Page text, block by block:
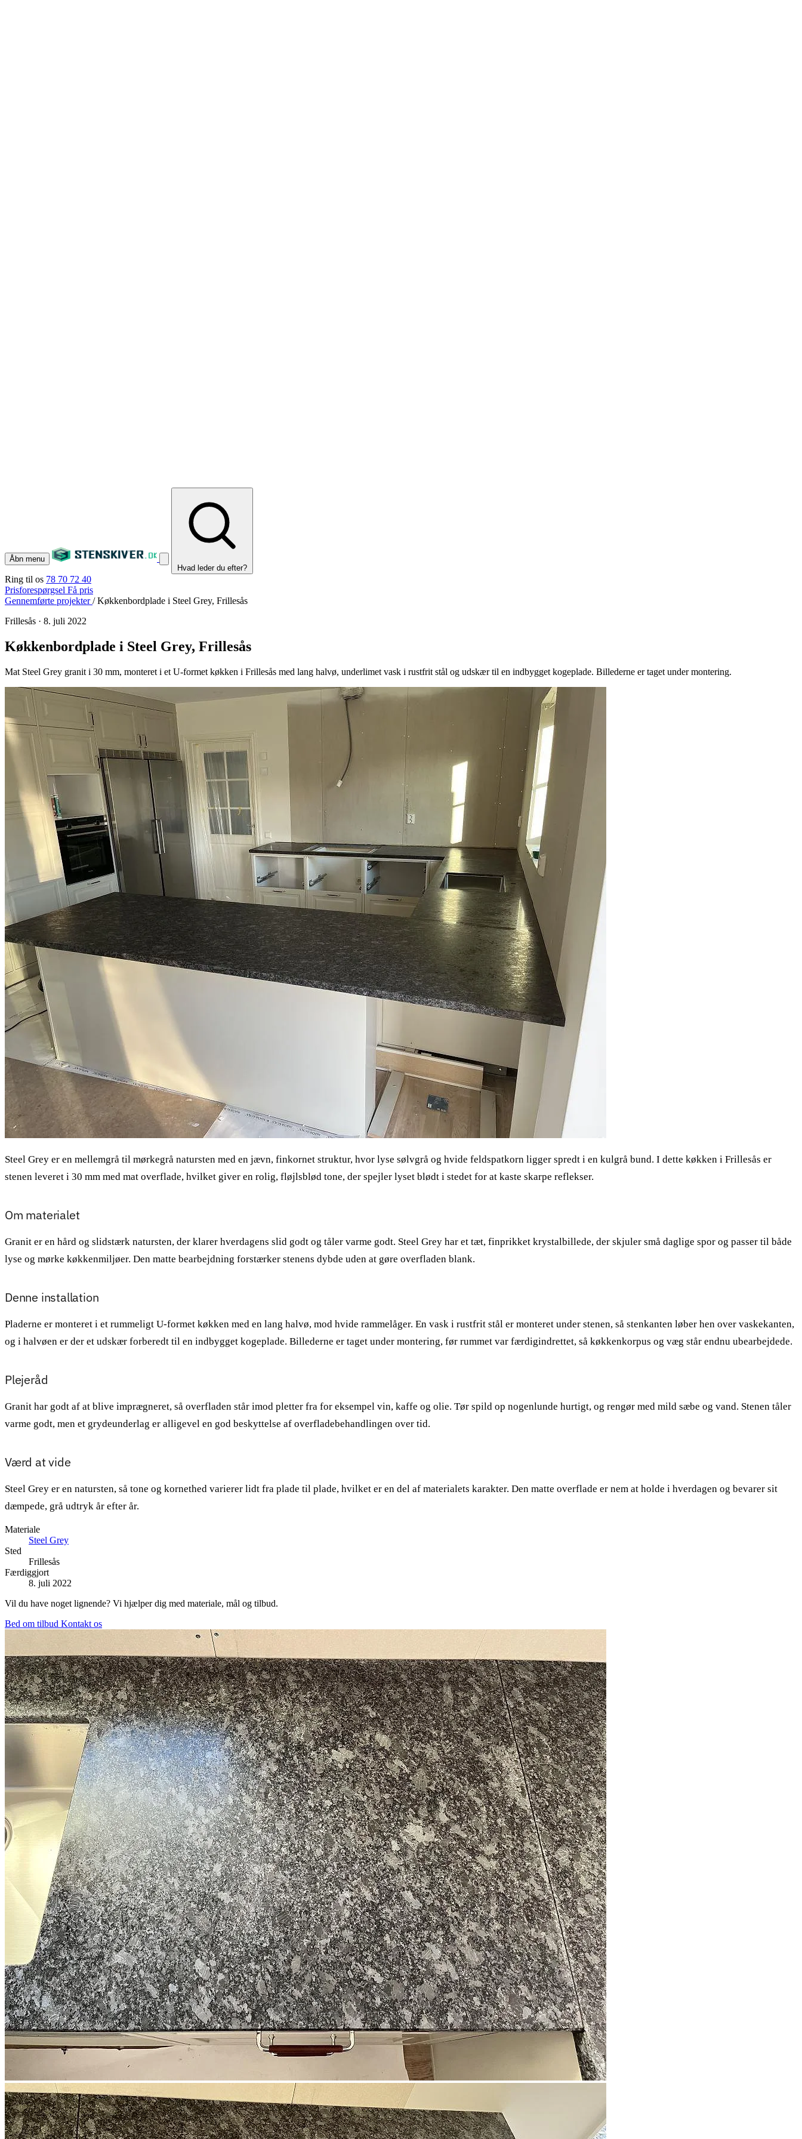
Åbn menu
Hvad leder du efter?
Ring til os 78 70 72 40
Prisforespørgsel Få pris
Gennemførte projekter/ Køkkenbordplade i Steel Grey, Frillesås
Frillesås · 8. juli 2022
Køkkenbordplade i Steel Grey, Frillesås
Mat Steel Grey granit i 30 mm, monteret i et U-formet køkken i Frillesås med lang halvø, underlimet vask i rustfrit stål og udskær til en indbygget kogeplade. Billederne er taget under montering.
Steel Grey er en mellemgrå til mørkegrå natursten med en jævn, finkornet struktur, hvor lyse sølvgrå og hvide feldspatkorn ligger spredt i en kulgrå bund. I dette køkken i Frillesås er
stenen leveret i 30 mm med mat overflade, hvilket giver en rolig, fløjlsblød tone, der spejler lyset blødt i stedet for at kaste skarpe reflekser.
Om materialet
Granit er en hård og slidstærk natursten, der klarer hverdagens slid godt og tåler varme godt. Steel Grey har et tæt, finprikket krystalbillede, der skjuler små daglige spor og passer til både
lyse og mørke køkkenmiljøer. Den matte bearbejdning forstærker stenens dybde uden at gøre overfladen blank.
Denne installation
Pladerne er monteret i et rummeligt U-formet køkken med en lang halvø, mod hvide rammelåger. En vask i rustfrit stål er monteret under stenen, så stenkanten løber hen over vaskekanten,
og i halvøen er der et udskær forberedt til en indbygget kogeplade. Billederne er taget under montering, før rummet var færdigindrettet, så køkkenkorpus og væg står endnu ubearbejdede.
Plejeråd
Granit har godt af at blive imprægneret, så overfladen står imod pletter fra for eksempel vin, kaffe og olie. Tør spild op nogenlunde hurtigt, og rengør med mild sæbe og vand. Stenen tåler
varme godt, men et grydeunderlag er alligevel en god beskyttelse af overfladebehandlingen over tid.
Værd at vide
Steel Grey er en natursten, så tone og kornethed varierer lidt fra plade til plade, hvilket er en del af materialets karakter. Den matte overflade er nem at holde i hverdagen og bevarer sit
dæmpede, grå udtryk år efter år.
Materiale
Steel Grey
Sted
Frillesås
Færdiggjort
8. juli 2022
Vil du have noget lignende? Vi hjælper dig med materiale, mål og tilbud.
Bed om tilbud Kontakt os